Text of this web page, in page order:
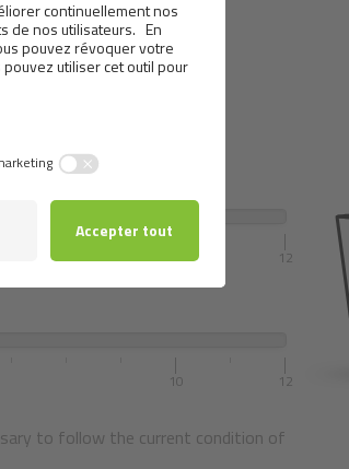
10 12
10 12
to follow the current condition of